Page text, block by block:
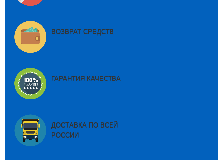
ВОЗВРАТ СРЕДСТВ
ГАРАНТИЯ КАЧЕСТВА
ДОСТАВКА ПО ВСЕЙ
РОССИИ